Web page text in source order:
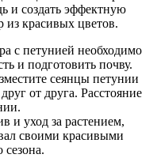
и создать эффектную
красивых цветов.
с петунией необходимо
и подготовить почву.
сеянцы петунии
от друга. Расстояние
и уход за растением,
своими красивыми